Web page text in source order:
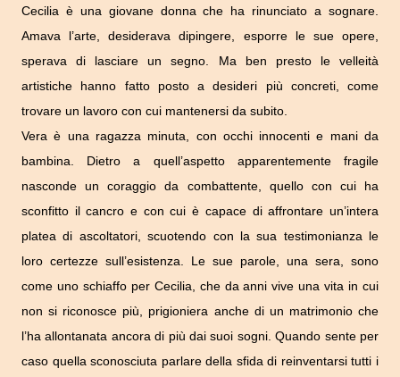
Cecilia è una giovane donna che ha rinunciato a sognare.
Amava l’arte, desiderava dipingere, esporre le sue opere,
sperava di lasciare un segno. Ma ben presto le velleità
artistiche hanno fatto posto a desideri più concreti, come
trovare un lavoro con cui mantenersi da subito.
Vera è una ragazza minuta, con occhi innocenti e mani da
bambina. Dietro a quell’aspetto apparentemente fragile
nasconde un coraggio da combattente, quello con cui ha
sconfitto il cancro e con cui è capace di affrontare un’intera
platea di ascoltatori, scuotendo con la sua testimonianza le
loro certezze sull’esistenza. Le sue parole, una sera, sono
come uno schiaffo per Cecilia, che da anni vive una vita in cui
non si riconosce più, prigioniera anche di un matrimonio che
l’ha allontanata ancora di più dai suoi sogni. Quando sente per
caso quella sconosciuta parlare della sfida di reinventarsi tutti i